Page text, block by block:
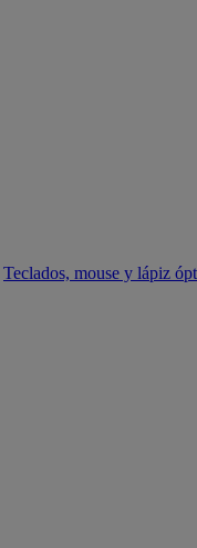
Teclados, mouse y lápiz